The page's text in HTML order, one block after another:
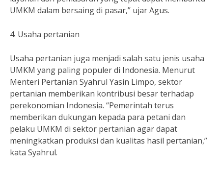
UMKM dalam bersaing di pasar,” ujar Agus.
4. Usaha pertanian
Usaha pertanian juga menjadi salah satu jenis usaha
UMKM yang paling populer di Indonesia. Menurut
Menteri Pertanian Syahrul Yasin Limpo, sektor
pertanian memberikan kontribusi besar terhadap
perekonomian Indonesia. “Pemerintah terus
memberikan dukungan kepada para petani dan
pelaku UMKM di sektor pertanian agar dapat
meningkatkan produksi dan kualitas hasil pertanian,”
kata Syahrul.